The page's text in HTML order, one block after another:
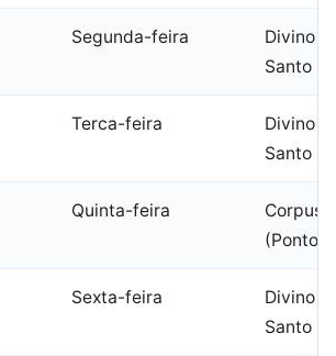
Segunda-feira
Divino
Santo
Terca-feira
Divino
Santo
Quinta-feira
Corpus
(Ponto
Sexta-feira
Divino
Santo